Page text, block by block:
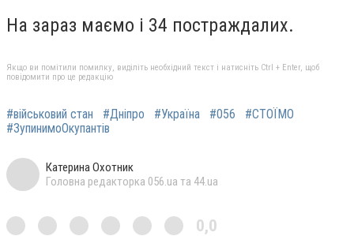
На зараз маємо і 34 постраждалих.
Якщо ви помітили помилку, виділіть необхідний текст і натисніть Ctrl + Enter, щоб
повідомити про це редакцію
#військовий стан #Дніпро #Україна #056
#СТОЇМО
#ЗупинимоОкупантів
Катерина Охотник
Головна редакторка 056.ua та 44.ua
0,0